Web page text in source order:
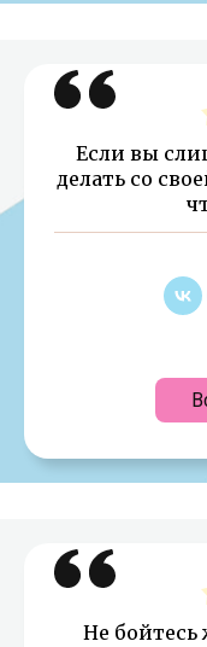
Если вы
делать со
Не бойтесь